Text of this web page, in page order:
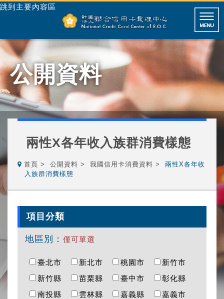
跳到主要內容區
公開資料
兩性X各年收入族群消費樣態
首頁 公開資料 我國信用卡消費資料
兩性X各年收
入族群消費樣態
項目分類
地區別： 僅可單選
臺北市 新北市 桃園市
新竹市
新竹縣
苗栗縣 臺中市
彰化縣
南投縣
雲林縣 嘉義縣
嘉義市